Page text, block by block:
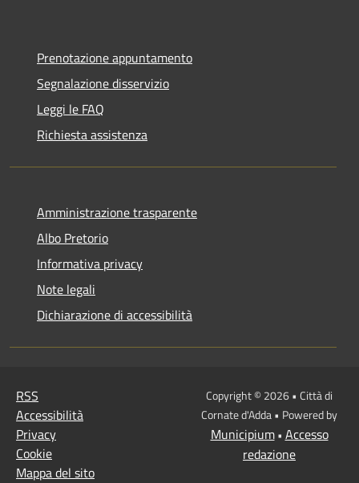
Prenotazione appuntamento
Segnalazione disservizio
Leggi le FAQ
Richiesta assistenza
Amministrazione trasparente
Albo Pretorio
Informativa privacy
Note legali
Dichiarazione di accessibilità
RSS
Accessibilità
Privacy
Cookie
Mappa del sito
Copyright © 2026 • Città di
Cornate d'Adda • Powered by
Municipium• Accesso
redazione